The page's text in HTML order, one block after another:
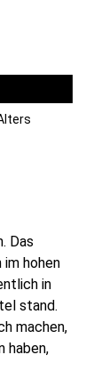
Das
hohen
in
stand.
machen,
haben,